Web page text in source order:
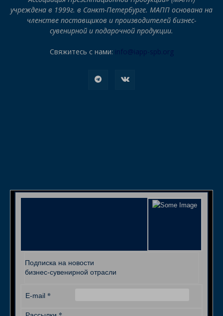
учреждена в 1999г. в Санкт-Петербурге. МАПП основана на
членстве поставщиков и производителей бизнес-
сувенирной и подарочной продукции.
Свяжитесь с нами: info@iapp-spb.org
Подписка на новости
бизнес-сувенирной отрасли
E-mail *